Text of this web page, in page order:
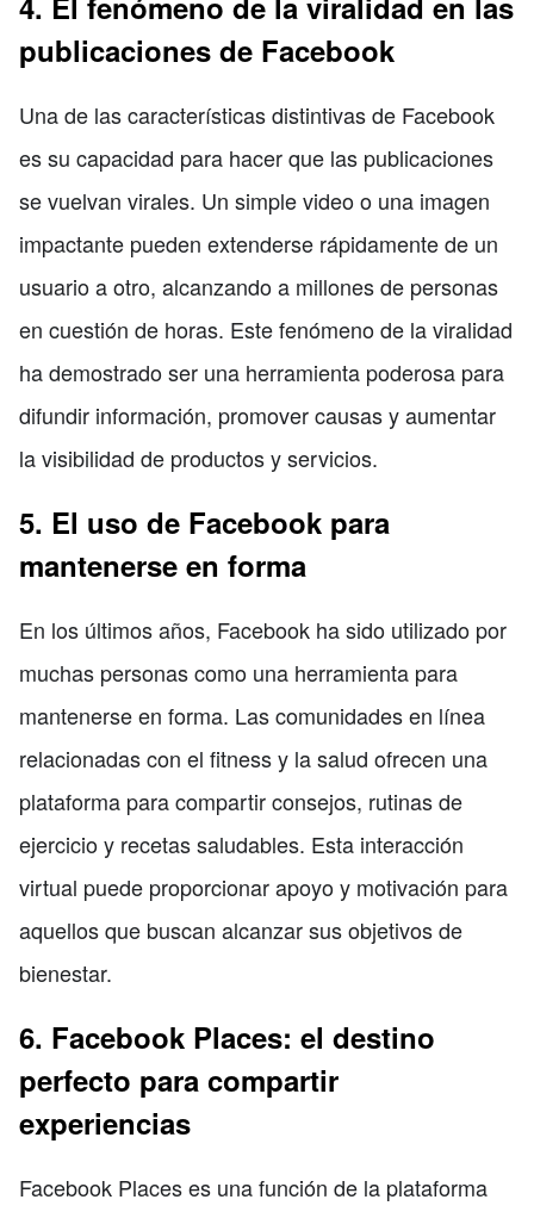
publicaciones de Facebook
Una de las características distintivas de Facebook
es su capacidad para hacer que las publicaciones
se vuelvan virales. Un simple video o una imagen
impactante pueden extenderse rápidamente de un
usuario a otro, alcanzando a millones de personas
en cuestión de horas. Este fenómeno de la viralidad
ha demostrado ser una herramienta poderosa para
difundir información, promover causas y aumentar
la visibilidad de productos y servicios.
5. El uso de Facebook para
mantenerse en forma
En los últimos años, Facebook ha sido utilizado por
muchas personas como una herramienta para
mantenerse en forma. Las comunidades en línea
relacionadas con el fitness y la salud ofrecen una
plataforma para compartir consejos, rutinas de
ejercicio y recetas saludables. Esta interacción
virtual puede proporcionar apoyo y motivación para
aquellos que buscan alcanzar sus objetivos de
bienestar.
6. Facebook Places: el destino
perfecto para compartir
experiencias
Facebook Places es una función de la plataforma